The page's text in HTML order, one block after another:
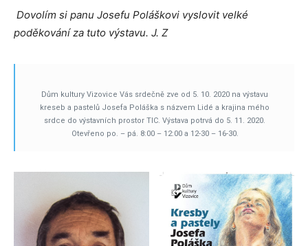
Dovolím si panu Josefu Poláškovi vyslovit velké
poděkování za tuto výstavu. J. Z
Dům kultury Vizovice Vás srdečně zve od 5. 10. 2020 na výstavu
kreseb a pastelů Josefa Poláška s názvem Lidé a krajina mého
srdce do výstavních prostor TIC. Výstava potrvá do 5. 11. 2020.
Otevřeno po. – pá. 8:00 – 12:00 a 12-30 – 16-30.